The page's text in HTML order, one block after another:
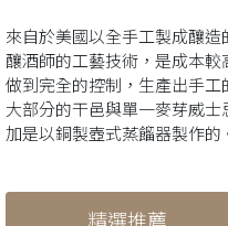
來自於美國以全手工製成釀
釀酒師的工藝技術，是成本
做到完全的控制，生產出手工
大部分的干邑與單一麥芽威
加是以銅製壺式蒸餾器製作的
精選推薦